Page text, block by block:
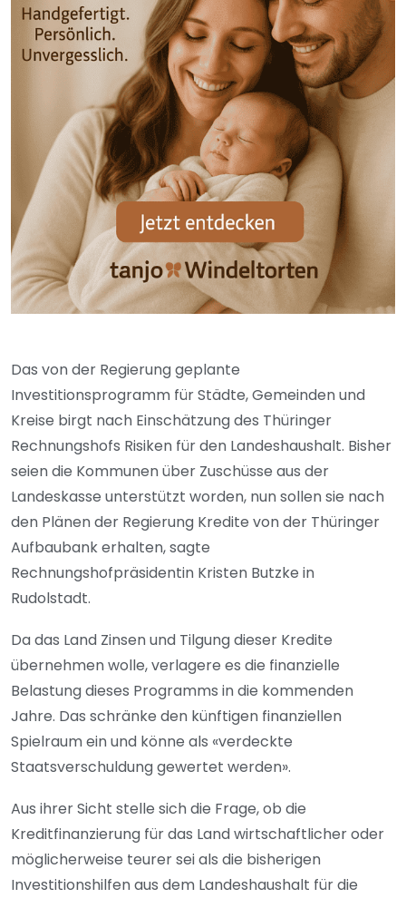
Das von der Regierung geplante
Investitionsprogramm für Städte, Gemeinden und
Kreise birgt nach Einschätzung des Thüringer
Rechnungshofs Risiken für den Landeshaushalt. Bisher
seien die Kommunen über Zuschüsse aus der
Landeskasse unterstützt worden, nun sollen sie nach
den Plänen der Regierung Kredite von der Thüringer
Aufbaubank erhalten, sagte
Rechnungshofpräsidentin Kristen Butzke in
Rudolstadt.
Da das Land Zinsen und Tilgung dieser Kredite
übernehmen wolle, verlagere es die finanzielle
Belastung dieses Programms in die kommenden
Jahre. Das schränke den künftigen finanziellen
Spielraum ein und könne als «verdeckte
Staatsverschuldung gewertet werden».
Aus ihrer Sicht stelle sich die Frage, ob die
Kreditfinanzierung für das Land wirtschaftlicher oder
möglicherweise teurer sei als die bisherigen
Investitionshilfen aus dem Landeshaushalt für die